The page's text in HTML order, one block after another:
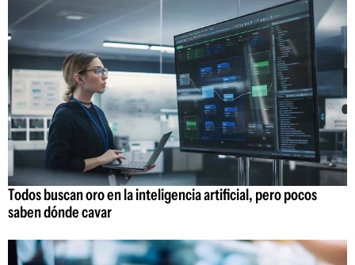
Todos buscan oro en la inteligencia artificial, pero pocos
saben dónde cavar